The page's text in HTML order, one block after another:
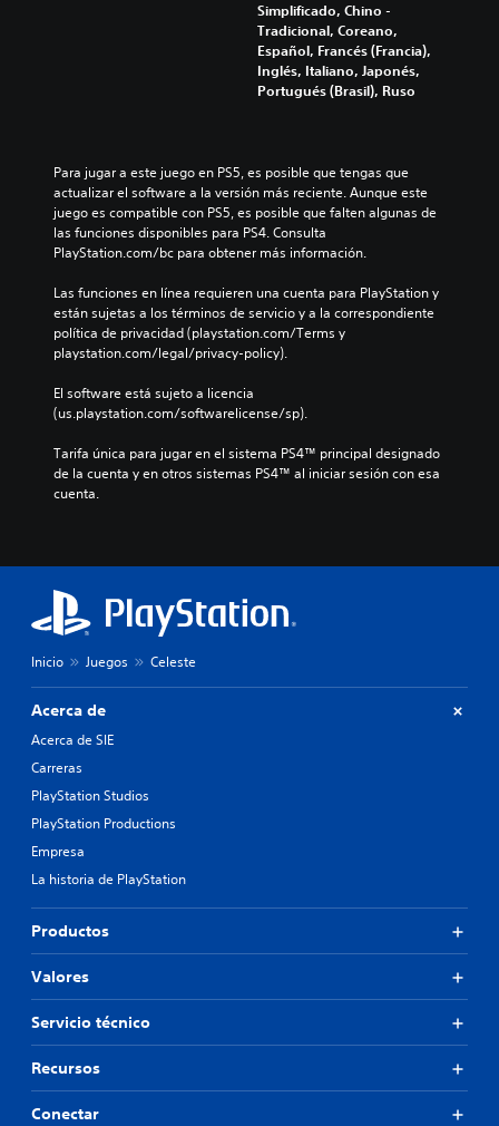
Simplificado, Chino -
Tradicional, Coreano,
Español, Francés (Francia),
Inglés, Italiano, Japonés,
Portugués (Brasil), Ruso
Para jugar a este juego en PS5, es posible que tengas que
actualizar el software a la versión más reciente. Aunque este
juego es compatible con PS5, es posible que falten algunas de
las funciones disponibles para PS4. Consulta
PlayStation.com/bc para obtener más información.
Las funciones en línea requieren una cuenta para PlayStation y
están sujetas a los términos de servicio y a la correspondiente
política de privacidad (playstation.com/Terms y
playstation.com/legal/privacy-policy).
El software está sujeto a licencia
(us.playstation.com/softwarelicense/sp).
Tarifa única para jugar en el sistema PS4™ principal designado
de la cuenta y en otros sistemas PS4™ al iniciar sesión con esa
cuenta.
Inicio Juegos Celeste
Acerca de
Acerca de SIE
Carreras
PlayStation Studios
PlayStation Productions
Empresa
La historia de PlayStation
Productos
Valores
Servicio técnico
Recursos
Conectar